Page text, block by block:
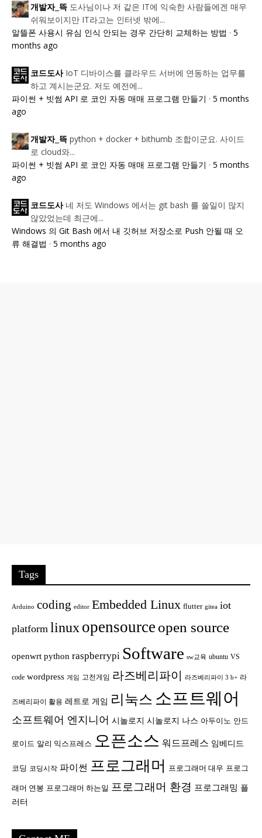
개발자_뜩 도사님이나 저 같은 IT에 익숙한 사람들에겐 매우
쉬워보이지만 IT라고는 인터넷 밖에...
알뜰폰 사용시 유심 인식 안되는 경우 간단히 교체하는 방법 · 5
months ago
코드도사 IoT 디바이스를 클라우드 서버에 연동하는 업무를
하고 계시는군요. 저도 예전에...
파이썬 + 빗썸 API 로 코인 자동 매매 프로그램 만들기 · 5 months
ago
개발자_뜩 python + docker + bithumb 조합이군요. 사이드
로 cloud와...
파이썬 + 빗썸 API 로 코인 자동 매매 프로그램 만들기 · 5 months
ago
코드도사 네 저도 Windows 에서는 git bash 를 쓸일이 많지
않았었는데 최근에...
Windows 의 Git Bash 에서 내 깃허브 저장소로 Push 안될 때 오
류 해결법 · 5 months ago
Tags
Arduino coding editor Embedded Linux flutter gitea iot
platform linux opensource open source
openwrt python raspberrypi Software sw교육 ubuntu VS
code wordpress 게임 고전게임 라즈베리파이 라즈베리파이 3 b+ 라
즈베리파이 활용 레트로 게임 리눅스 소프트웨어
소프트웨어 엔지니어 시놀로지 시놀로지 나스 아두이노 안드
로이드 알리 익스프레스 오픈소스 워드프레스 임베디드
코딩 코딩시작 파이썬 프로그래머 프로그래머 대우 프로그
래머 연봉 프로그래머 하는일 프로그래머 환경 프로그래밍 플
러터